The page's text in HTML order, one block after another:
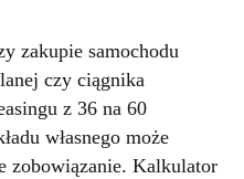
zakupie samochodu
czy ciągnika
z 36 na 60
własnego może
zobowiązanie. Kalkulator